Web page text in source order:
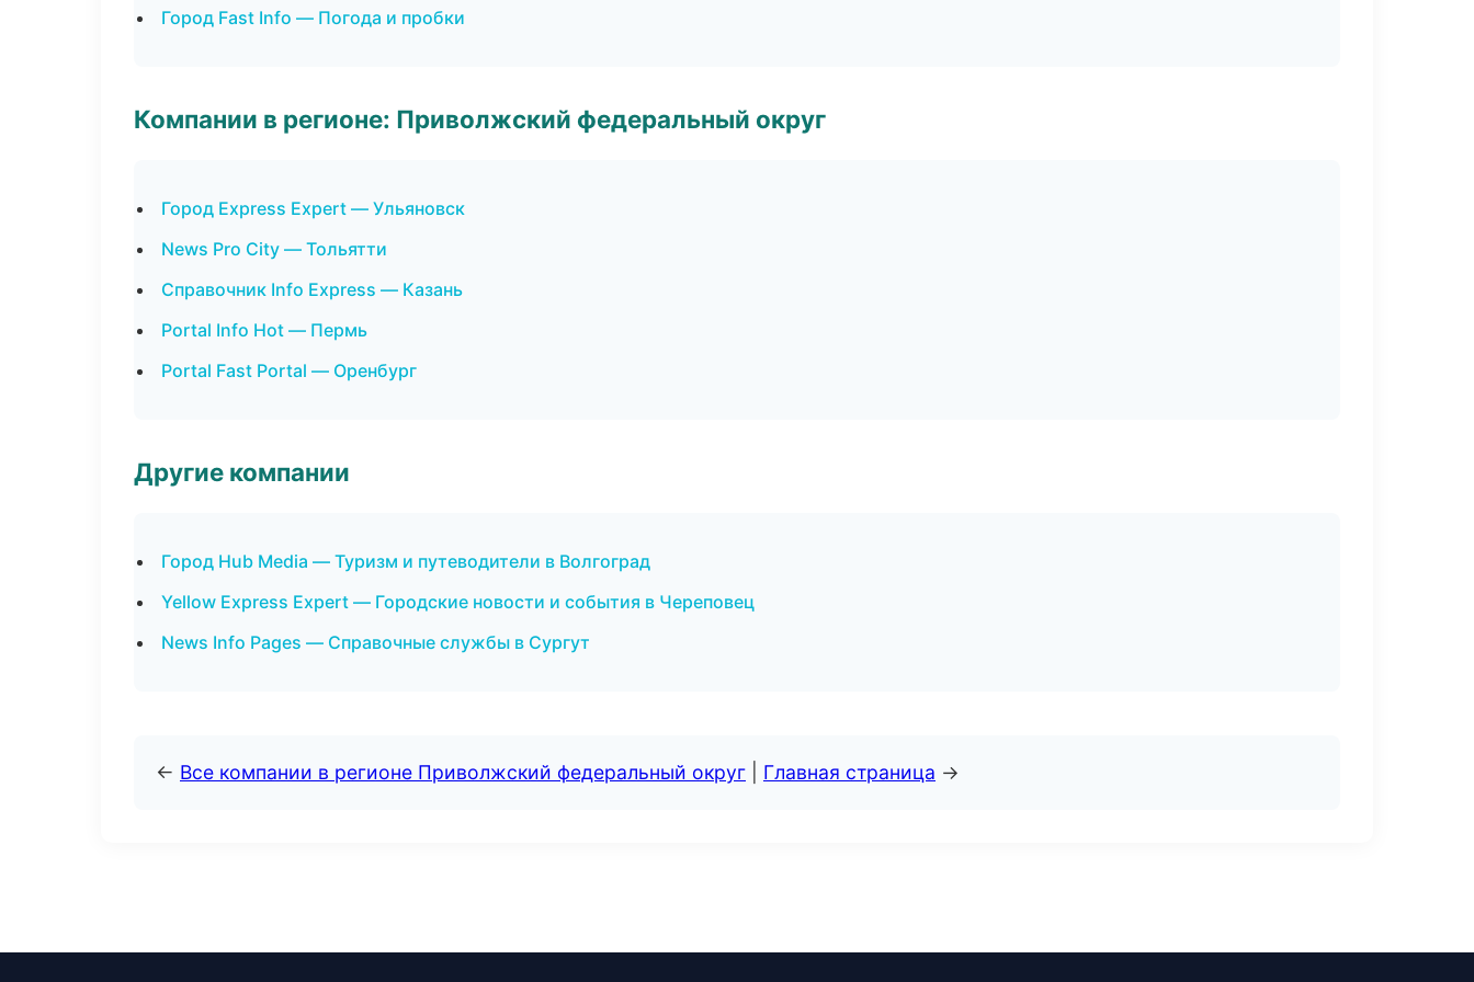
Город Fast Info — Погода и пробки
Компании в регионе: Приволжский федеральный округ
Город Express Expert — Ульяновск
News Pro City — Тольятти
Справочник Info Express — Казань
Portal Info Hot — Пермь
Portal Fast Portal — Оренбург
Другие компании
Город Hub Media — Туризм и путеводители в Волгоград
Yellow Express Expert — Городские новости и события в Череповец
News Info Pages — Справочные службы в Сургут
← Все компании в регионе Приволжский федеральный округ Главная страница →